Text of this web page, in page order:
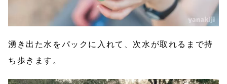
湧き出た水をパックに入れて、次水が取れるまで持
ち歩きます。